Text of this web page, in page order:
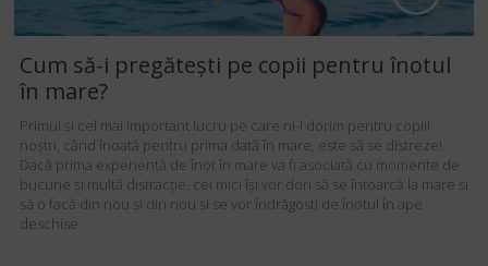
Cum să-i pregătești pe copii pentru înotul
în mare?
Primul și cel mai important lucru pe care ni-l dorim pentru copiii
noștri, când înoată pentru prima dată în mare, este să se distreze!
Dacă prima experiență de înot în mare va fi asociată cu momente de
bucurie și multă distracție, cei mici își vor dori să se întoarcă la mare și
să o facă din nou și din nou și se vor îndrăgosti de înotul în ape
deschise.